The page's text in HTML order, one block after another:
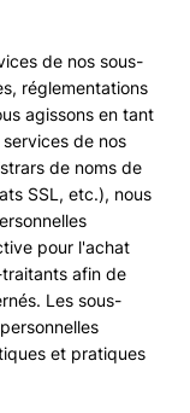
de nos sous-
réglementations
agissons en tant
de nos
de noms de
SSL, etc.), nous
pour l'achat
afin de
Les sous-
et pratiques